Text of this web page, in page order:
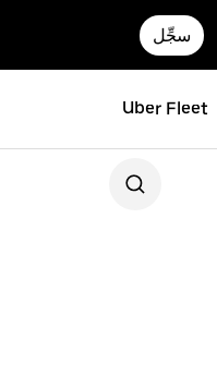
سجِّل
Uber Fleet